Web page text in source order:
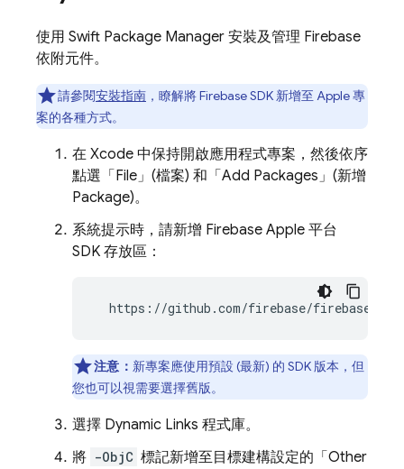
使用 Swift Package Manager 安裝及管理 Firebase
依附元件。
請參閱安裝指南 ，瞭解將 Firebase SDK 新增至 Apple 專
案的各種方式。
在 Xcode 中保持開啟應用程式專案，然後依序
點選「File」(檔案) 和「Add Packages」(新增
Package)。
系統提示時，請新增 Firebase Apple 平台
SDK 存放區：
https://github.com/firebase/firebase-
注意： 新專案應使用預設 (最新) 的 SDK 版本，但
您也可以視需要選擇舊版。
選擇 Dynamic Links 程式庫。
將 -ObjC 標記新增至目標建構設定的「Other